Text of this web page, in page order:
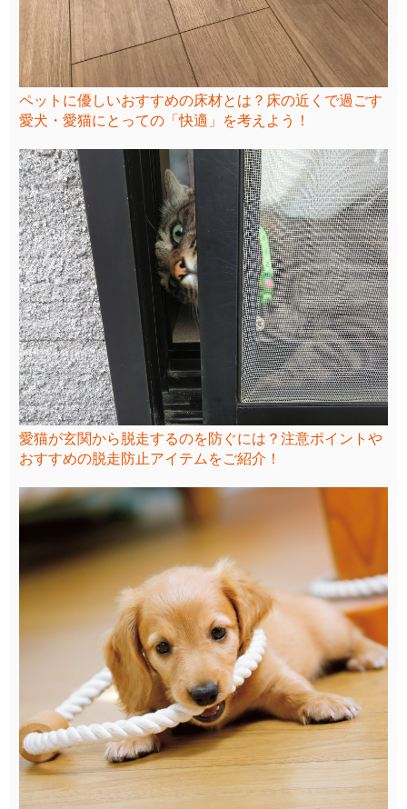
ペットに優しいおすすめの床材とは？床の近くで過ごす
愛犬・愛猫にとっての「快適」を考えよう！
愛猫が玄関から脱走するのを防ぐには？注意ポイントや
おすすめの脱走防止アイテムをご紹介！